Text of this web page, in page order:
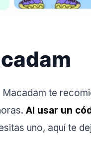
te
Al usar un
uno, aquí te